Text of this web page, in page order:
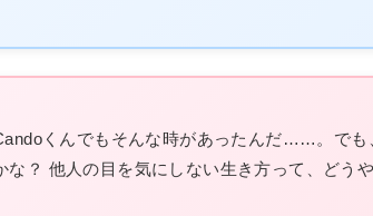
くんでもそんな時があったんだ……。でも
な？ 他人の目を気にしない生き方って、どう